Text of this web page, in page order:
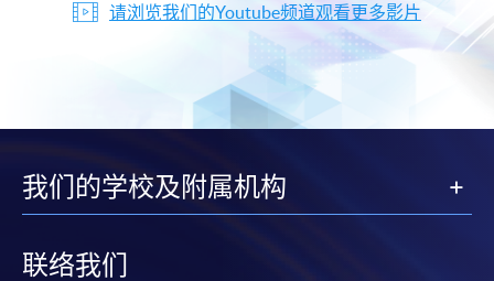
请浏览我们的Youtube频道观看更多影片
我们的学校及附属机构
联络我们